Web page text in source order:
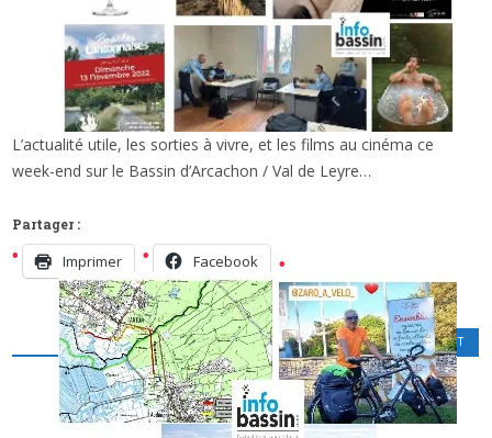
DES INFOS, DES SORTIES, DU CINÉ CE WE!
L’actualité utile, les sorties à vivre, et les films au cinéma ce
week-end sur le Bassin d’Arcachon / Val de Leyre…
Partager :
Imprimer Facebook
CINÉMA, LOISIRS CULTURELS,SPORT